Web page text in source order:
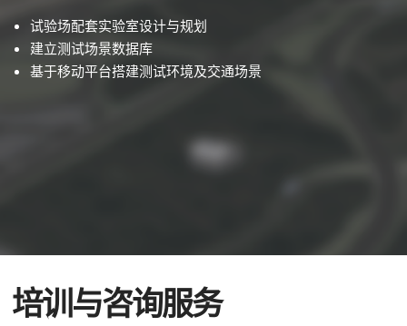
试验场配套实验室设计与规划
建立测试场景数据库
基于移动平台搭建测试环境及交通场景
培训与咨询服务